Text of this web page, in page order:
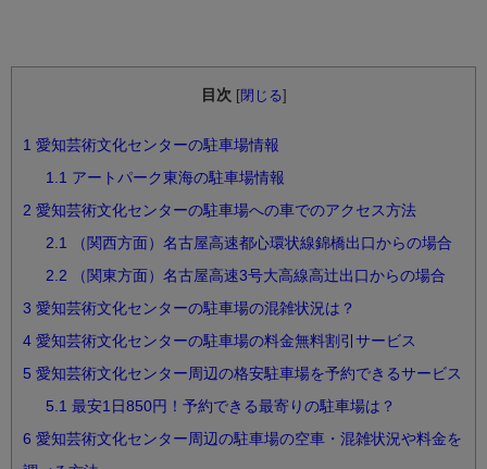
目次 閉じる
1 愛知芸術文化センターの駐車場情報
1.1 アートパーク東海の駐車場情報
2 愛知芸術文化センターの駐車場への車でのアクセス方法
2.1 （関西方面）名古屋高速都心環状線錦橋出口からの場合
2.2 （関東方面）名古屋高速3号大高線高辻出口からの場合
3 愛知芸術文化センターの駐車場の混雑状況は？
4 愛知芸術文化センターの駐車場の料金無料割引サービス
5 愛知芸術文化センター周辺の格安駐車場を予約できるサービス
5.1 最安1日850円！予約できる最寄りの駐車場は？
6 愛知芸術文化センター周辺の駐車場の空車・混雑状況や料金を